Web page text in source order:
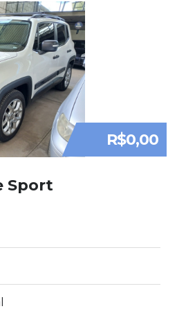
R$0,00
Sport